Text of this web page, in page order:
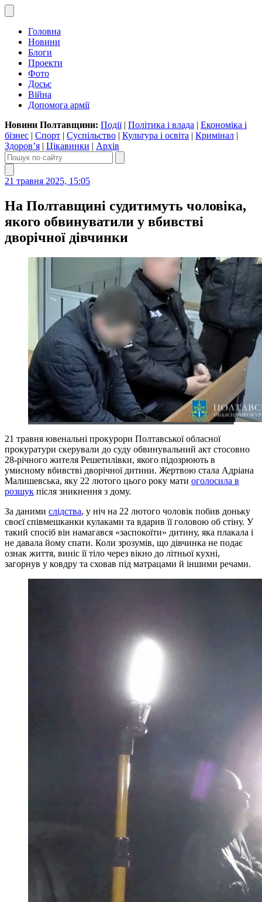
Головна
Новини
Блоги
Проекти
Фото
Досьє
Війна
Допомога армії
Новини Полтавщини: Події| Політика і влада | Економіка і
бізнес | Спорт | Суспільство | Культура і освіта | Кримінал |
Здоров’я | Цікавинки | Архів
21 травня 2025, 15:05
На Полтавщині судитимуть чоловіка,
якого обвинуватили у вбивстві
дворічної дівчинки
21 травня ювенальні прокурори Полтавської обласної
прокуратури скерували до суду обвинувальний акт стосовно
28-річного жителя Решетилівки, якого підозрюють в
умисному вбивстві дворічної дитини. Жертвою стала Адріана
Малишевська, яку 22 лютого цього року мати оголосила в
розшук після зникнення з дому.
За даними слідства, у ніч на 22 лютого чоловік побив доньку
своєї співмешканки кулаками та вдарив її головою об стіну. У
такий спосіб він намагався «заспокоїти» дитину, яка плакала і
не давала йому спати. Коли зрозумів, що дівчинка не подає
ознак життя, виніс її тіло через вікно до літньої кухні,
загорнув у ковдру та сховав під матрацами й іншими речами.